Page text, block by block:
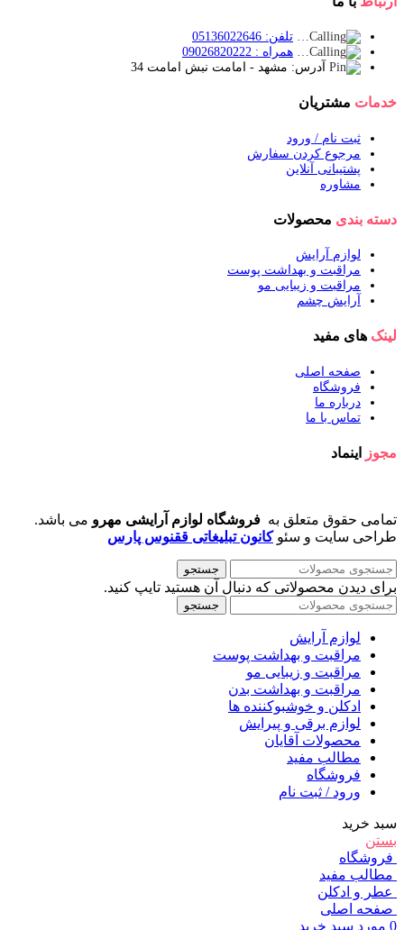
تلفن: 05136022646
همراه : 09026820222
آدرس: مشهد - امامت نبش امامت 34
خدمات مشتریان
ثبت نام / ورود
مرجوع کردن سفارش
پشتیبانی آنلاین
مشاوره
دسته بندی محصولات
لوازم آرایش
مراقبت و بهداشت پوست
مراقبت و زیبایی مو
آرایش چشم
لینک های مفید
صفحه اصلی
فروشگاه
درباره ما
تماس با ما
مجوز اینماد
تمامی حقوق متعلق به فروشگاه لوازم آرایشی مهرو می باشد.
طراحی سایت و سئوکانون تبلیغاتی ققنوس پارس
جستجو
برای دیدن محصولاتی که دنبال آن هستید تایپ کنید.
جستجو
لوازم آرایش
مراقبت و بهداشت پوست
مراقبت و زیبایی مو
مراقبت و بهداشت بدن
ادکلن و خوشبوکننده ها
لوازم برقی و پیرایش
محصولات آقایان
مطالب مفید
فروشگاه
ورود / ثبت نام
سبد خرید
بستن
فروشگاه
مطالب مفید
عطر و ادکلن
صفحه اصلی
0 مورد سبد خرید